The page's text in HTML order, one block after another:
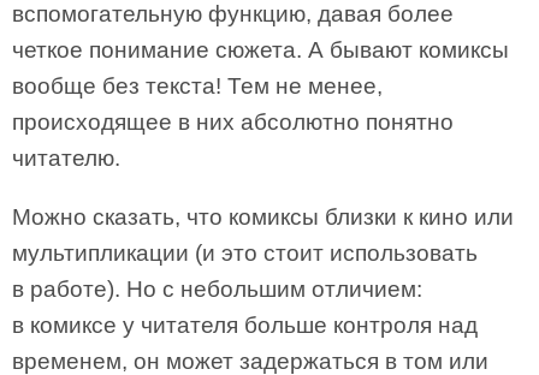
вспомогательную функцию, давая более
четкое понимание сюжета. А бывают комиксы
вообще без текста! Тем не менее,
происходящее в них абсолютно понятно
читателю.
Можно сказать, что комиксы близки к кино или
мультипликации (и это стоит использовать
в работе). Но с небольшим отличием:
в комиксе у читателя больше контроля над
временем, он может задержаться в том или